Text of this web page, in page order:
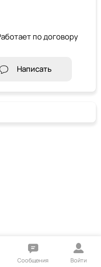
по договору
Написать
Сообщения Войти